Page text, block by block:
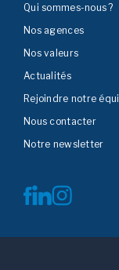
Qui sommes-nous ?
Nos agences
Nos valeurs
Actualités
Rejoindre notre
Nous contacter
Notre newsletter